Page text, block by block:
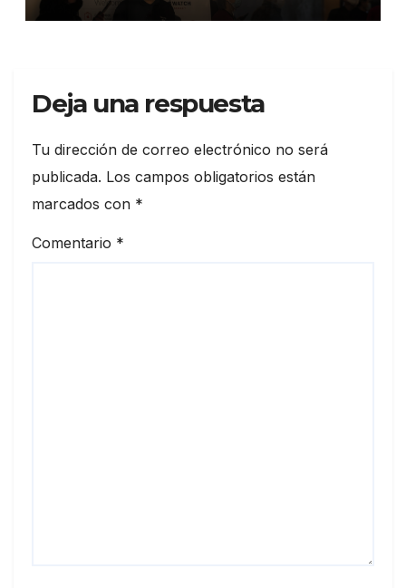
Deja una respuesta
Tu dirección de correo electrónico no será
publicada. Los campos obligatorios están
marcados con *
Comentario *